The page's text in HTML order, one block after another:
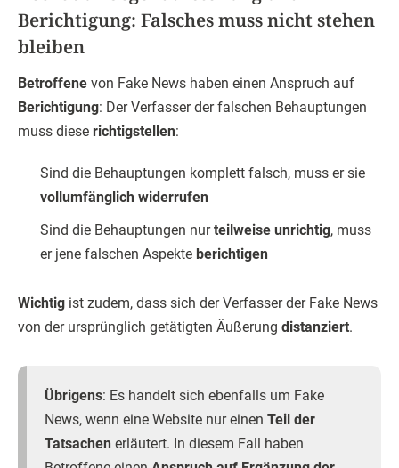
Berichtigung: Falsches muss nicht stehen
bleiben
Betroffene von Fake News haben einen Anspruch auf
Berichtigung: Der Verfasser der falschen Behauptungen
muss diese richtigstellen:
Sind die Behauptungen komplett falsch, muss er sie
vollumfänglich widerrufen
Sind die Behauptungen nurteilweise unrichtig, muss
er jene falschen Aspekte berichtigen
Wichtig ist zudem, dass sich der Verfasser der Fake News
von der ursprünglich getätigten Äußerung distanziert.
Übrigens: Es handelt sich ebenfalls um Fake
News, wenn eine Website nur einen Teil der
Tatsachen erläutert. In diesem Fall haben